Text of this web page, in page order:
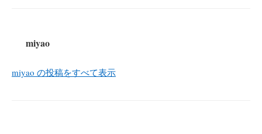
miyao
miyao の投稿をすべて表示